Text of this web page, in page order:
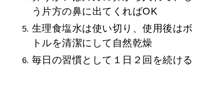
う片方の鼻に出てくればOK
生理食塩水は使い切り、使用後はボ
トルを清潔にして自然乾燥
毎日の習慣として１日２回を続ける